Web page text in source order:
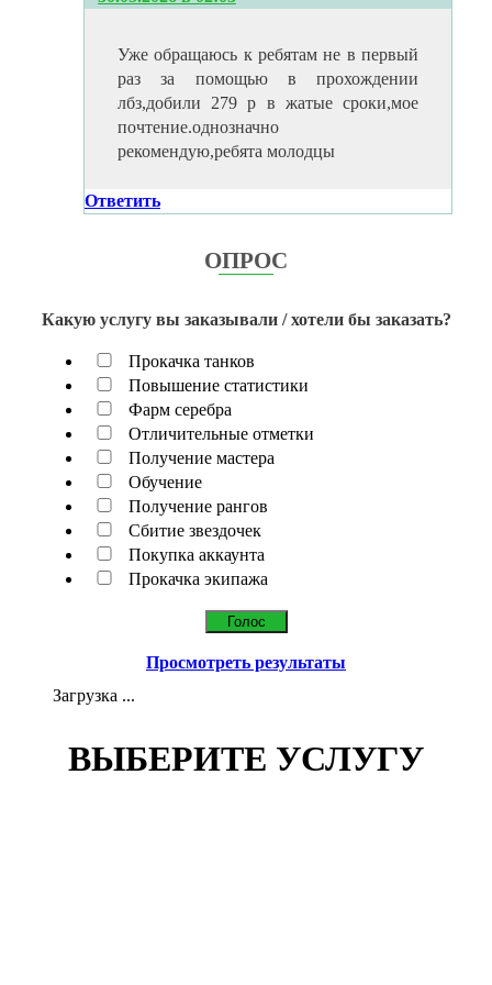
Уже обращаюсь к ребятам не в первый
раз за помощью в прохождении
лбз,добили 279 р в жатые сроки,мое
почтение.однозначно
рекомендую,ребята молодцы
Ответить
ОПРОС
Какую услугу вы заказывали / хотели бы заказать?
Прокачка танков
Повышение статистики
Фарм серебра
Отличительные отметки
Получение мастера
Обучение
Получение рангов
Сбитие звездочек
Покупка аккаунта
Прокачка экипажа
Просмотреть результаты
Загрузка ...
ВЫБЕРИТЕ УСЛУГУ